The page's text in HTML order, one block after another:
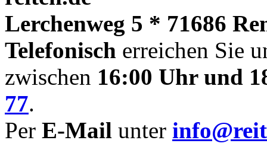
Lerchenweg 5 * 71686
Telefonisch erreichen Sie
zwischen 16:00 Uhr und
77.
Per E-Mail unter